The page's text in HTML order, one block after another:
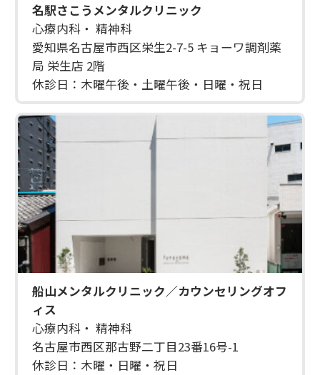
名駅さこうメンタルクリニック
心療内科・ 精神科
愛知県名古屋市西区栄生2-7-5 キョーワ調剤薬
局 栄生店 2階
休診日：木曜午後・土曜午後・日曜・祝日
船山メンタルクリニック／カウンセリングオフ
ィス
心療内科・ 精神科
名古屋市西区那古野二丁目23番16号-1
休診日：木曜・日曜・祝日